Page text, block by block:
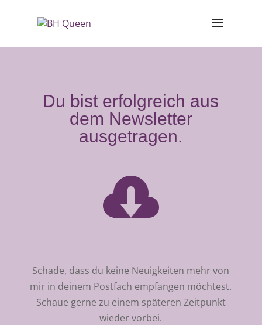
Du bist erfolgreich aus
dem Newsletter
ausgetragen.

Schade, dass du keine Neuigkeiten mehr von
mir in deinem Postfach empfangen möchtest.
Schaue gerne zu einem späteren Zeitpunkt
wieder vorbei.